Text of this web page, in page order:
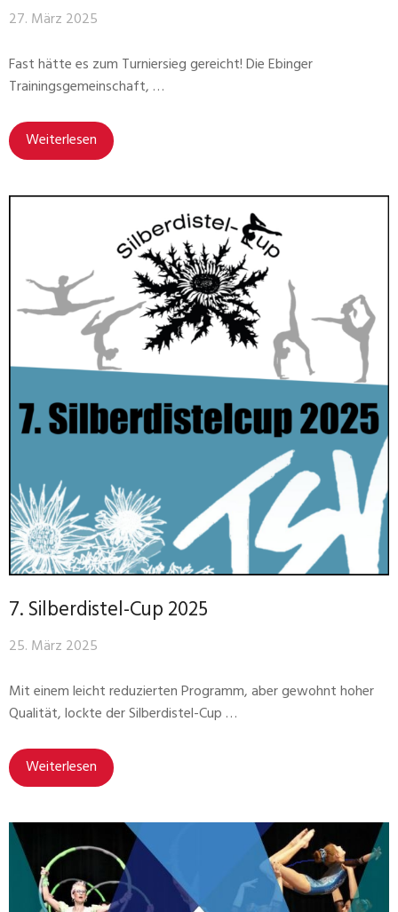
27. März 2025
Fast hätte es zum Turniersieg gereicht! Die Ebinger
Trainingsgemeinschaft, …
Weiterlesen
7. Silberdistel-Cup 2025
25. März 2025
Mit einem leicht reduzierten Programm, aber gewohnt hoher
Qualität, lockte der Silberdistel-Cup …
Weiterlesen